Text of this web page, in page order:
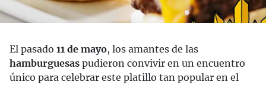
El pasado 11 de mayo, los amantes de las
hamburguesas pudieron convivir en un encuentro
único para celebrar este platillo tan popular en el